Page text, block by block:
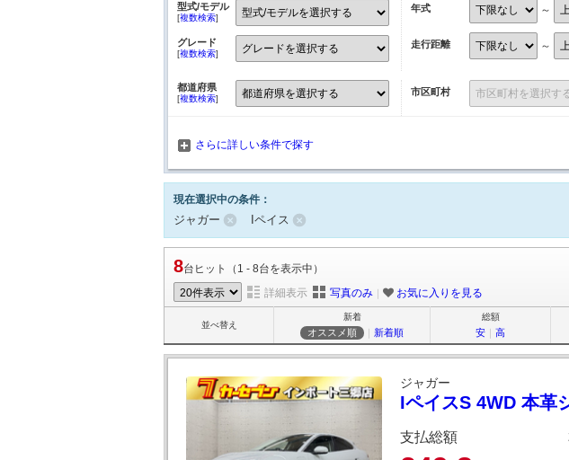
型式/モデル
[複数検索]
グレード
[複数検索]
年式 ～
走行距離 ～
都道府県
[複数検索]
市区町村
さらに詳しい条件で探す
現在選択中の条件：
ジャガー Iペイス
8台ヒット（1 - 8台を表示中）
詳細表示 写真のみ ｜ お気に入りを見る
並べ替え
新着
オススメ順 ｜ 新着順
総額
安 ｜ 高
ジャガー
IペイスS 4WD 本革
支払総額